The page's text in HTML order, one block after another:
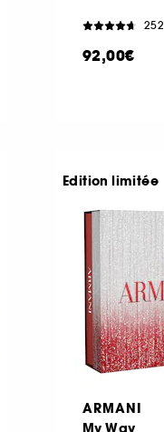
252
92,00€
ARMANI
My Way
Edition limitée